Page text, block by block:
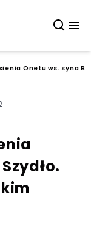
Onetu ws. syna